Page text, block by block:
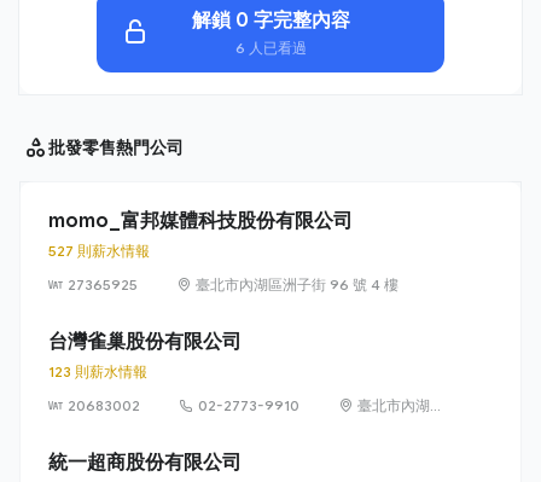
解鎖 0 字完整內容
6 人已看過
批發零售熱門公司
momo_富邦媒體科技股份有限公司
527 則薪水情報
27365925
臺北市內湖區洲子街 96 號 4 樓
台灣雀巢股份有限公司
123 則薪水情報
20683002
02-2773-9910
臺北市內湖區
統一超商股份有限公司